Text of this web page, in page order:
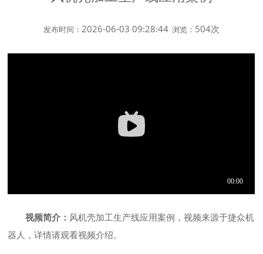
发布时间： 2026-06-03 09:28:44 浏览： 504次
视频简介： 风机壳加工生产线应用案例，视频来源于捷众机
器人，详情请观看视频介绍。